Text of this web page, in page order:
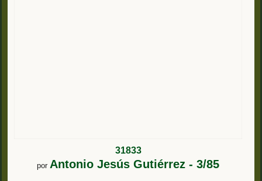
31833
por Antonio Jesús Gutiérrez - 3/85